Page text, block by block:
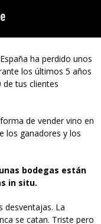
ha perdido unos
los últimos 5 años
de tus clientes
de vender vino en
los ganadores y los
bodegas están
in situ.
desventajas. La
se catan. Triste pero